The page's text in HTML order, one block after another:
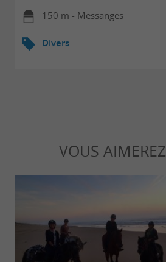
150 m - Messanges
Divers
VOUS AIMEREZ